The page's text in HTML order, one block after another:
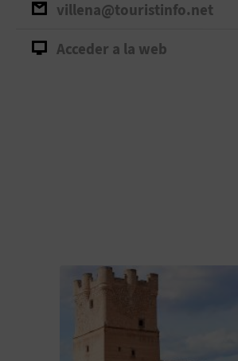
villena@touristinfo.net
Acceder a la web